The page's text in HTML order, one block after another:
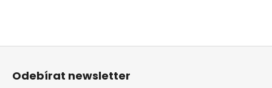
Z
Odebírat newsletter